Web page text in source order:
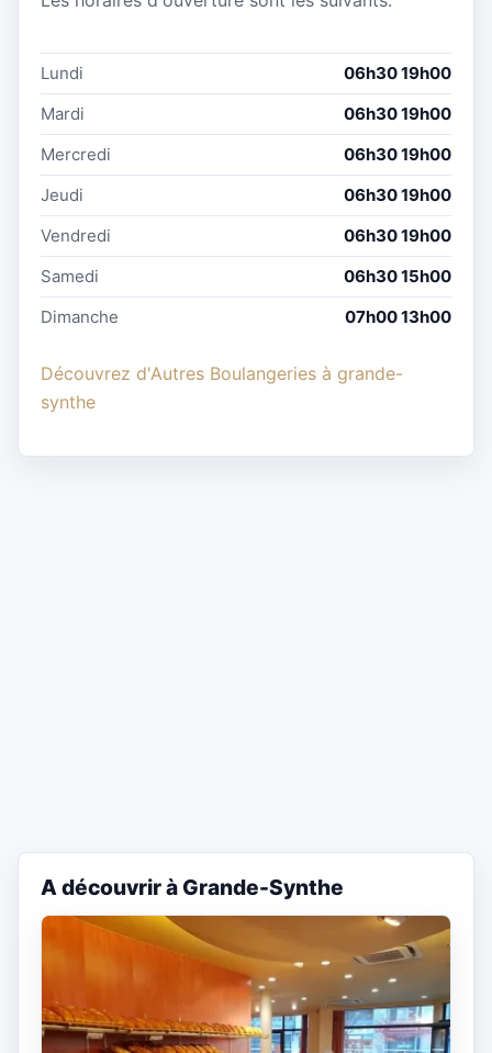
Lundi
06h30 19h00
Mardi
06h30 19h00
Mercredi
06h30 19h00
Jeudi
06h30 19h00
Vendredi
06h30 19h00
Samedi
06h30 15h00
Dimanche
07h00 13h00
Découvrez d'Autres Boulangeries à grande-
synthe
A découvrir à Grande-Synthe